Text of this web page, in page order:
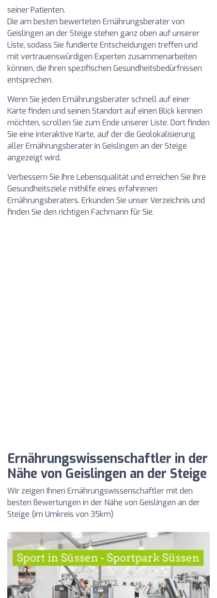
seiner Patienten.
Die am besten bewerteten Ernährungsberater von
Geislingen an der Steige stehen ganz oben auf unserer
Liste, sodass Sie fundierte Entscheidungen treffen und
mit vertrauenswürdigen Experten zusammenarbeiten
können, die Ihren spezifischen Gesundheitsbedürfnissen
entsprechen.
Wenn Sie jeden Ernährungsberater schnell auf einer
Karte finden und seinen Standort auf einen Blick kennen
möchten, scrollen Sie zum Ende unserer Liste. Dort finden
Sie eine interaktive Karte, auf der die Geolokalisierung
aller Ernährungsberater in Geislingen an der Steige
angezeigt wird.
Verbessern Sie Ihre Lebensqualität und erreichen Sie Ihre
Gesundheitsziele mithilfe eines erfahrenen
Ernährungsberaters. Erkunden Sie unser Verzeichnis und
finden Sie den richtigen Fachmann für Sie.
Ernährungswissenschaftler in der
Nähe von Geislingen an der Steige
Wir zeigen Ihnen Ernährungswissenschaftler mit den
besten Bewertungen in der Nähe von Geislingen an der
Steige (im Umkreis von 35km)